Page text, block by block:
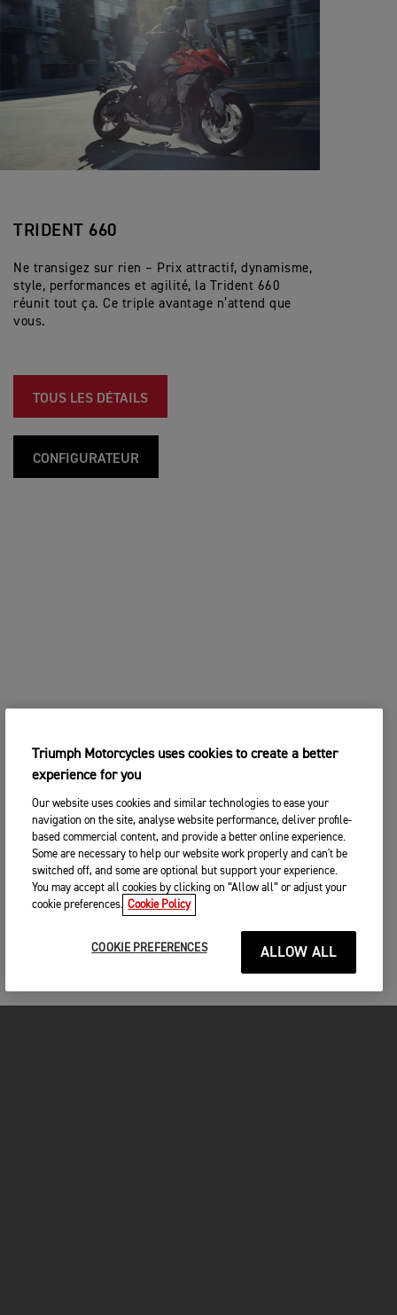
TRIDENT 660
Ne transigez sur rien – Prix attractif, dynamisme,
style, performances et agilité, la Trident 660
réunit tout ça. Ce triple avantage n’attend que
vous.
TOUS LES DÉTAILS
CONFIGURATEUR
Triumph Motorcycles uses cookies to create a better
experience for you
Our website uses cookies and similar technologies to ease your
navigation on the site, analyse website performance, deliver profile-
based commercial content, and provide a better online experience.
Some are necessary to help our website work properly and can't be
switched off, and some are optional but support your experience.
You may accept all cookies by clicking on “Allow all” or adjust your
cookie preferences. Cookie Policy
COOKIE PREFERENCES ALLOW ALL